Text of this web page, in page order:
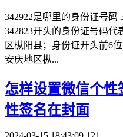
342922是哪里的身份证号码
342823开头的身份证号码
区枞阳县；身份证开头前6
安庆地区枞...
怎样设置微信个
性签名在封面